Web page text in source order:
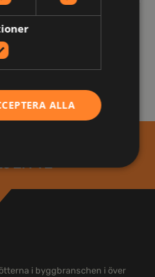
Ring oss på
277 72
i byggbranschen i över
ALLA